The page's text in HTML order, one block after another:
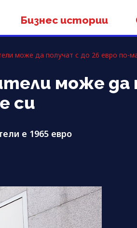
Бизнес истории
може да получат с до 26 евро по-
може да
си
е 1965 евро